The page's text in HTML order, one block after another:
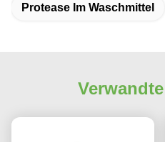
Protease Im Waschmittel